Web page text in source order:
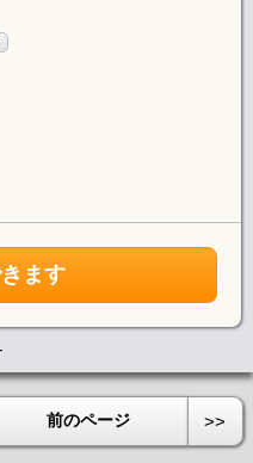
ます
前のページ >>